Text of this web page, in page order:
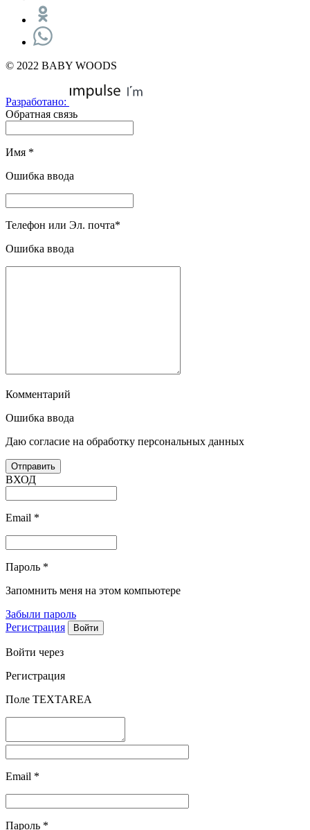
© 2022 BABY WOODS
Разработано:
Обратная связь
Имя *
Ошибка ввода
Телефон или Эл. почта*
Ошибка ввода
Комментарий
Ошибка ввода
Даю согласие на обработку персональных данных
ВХОД
Email *
Пароль *
Запомнить меня на этом компьютере
Забыли пароль
Регистрация
Войти через
Регистрация
Поле TEXTAREA
Email *
Пароль *